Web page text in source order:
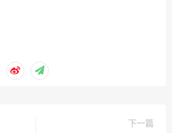
下一篇